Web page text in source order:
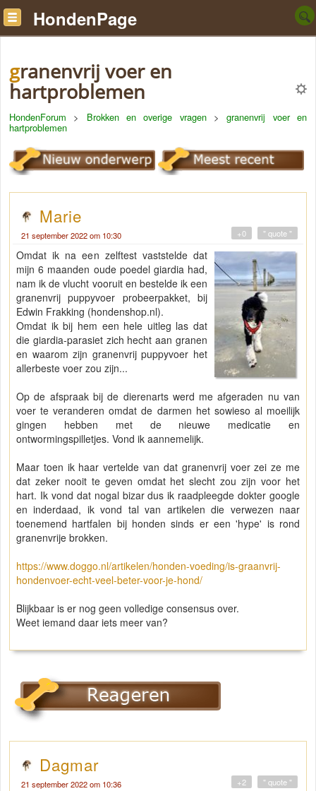
HondenPage
granenvrij voer en
hartproblemen
HondenForum > Brokken en overige vragen>granenvrij voer en
hartproblemen
Marie
21 september 2022 om 10:30 " quote "
+0
Omdat ik na een zelftest vaststelde dat
mijn 6 maanden oude poedel giardia had,
nam ik de vlucht vooruit en bestelde ik een
granenvrij puppyvoer probeerpakket, bij
Edwin Frakking (hondenshop.nl).
Omdat ik bij hem een hele uitleg las dat
die giardia-parasiet zich hecht aan granen
en waarom zijn granenvrij puppyvoer het
allerbeste voer zou zijn...
Op de afspraak bij de dierenarts werd me afgeraden nu van
voer te veranderen omdat de darmen het sowieso al moeilijk
gingen hebben met de nieuwe medicatie en
ontwormingspilletjes. Vond ik aannemelijk.
Maar toen ik haar vertelde van dat granenvrij voer zei ze me
dat zeker nooit te geven omdat het slecht zou zijn voor het
hart. Ik vond dat nogal bizar dus ik raadpleegde dokter google
en inderdaad, ik vond tal van artikelen die verwezen naar
toenemend hartfalen bij honden sinds er een 'hype' is rond
granenvrije brokken.
https://www.doggo.nl/artikelen/honden-voeding/is-graanvrij-
hondenvoer-echt-veel-beter-voor-je-hond/
Blijkbaar is er nog geen volledige consensus over.
Weet iemand daar iets meer van?
Dagmar
21 september 2022 om 10:36 " quote "
+2